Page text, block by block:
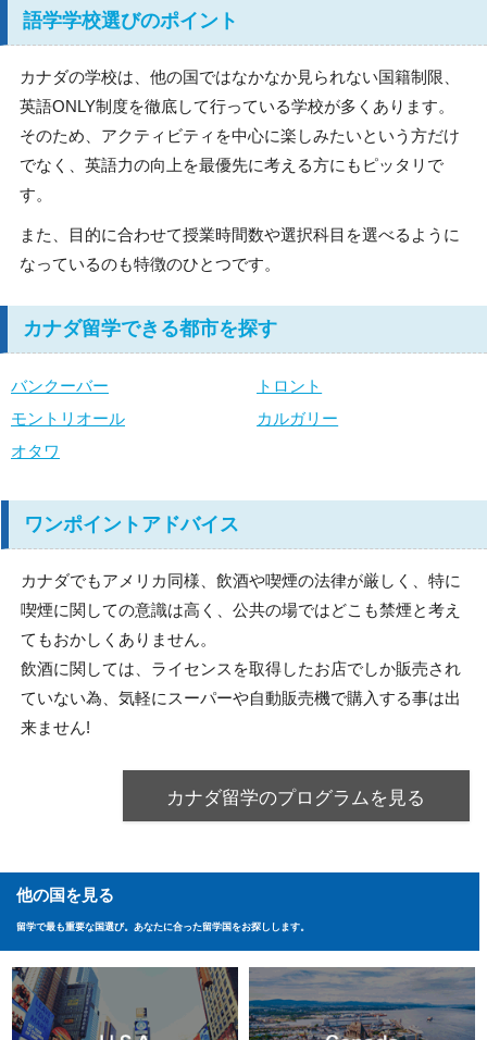
語学学校選びのポイント
カナダの学校は、他の国ではなかなか見られない国籍制限、
英語ONLY制度を徹底して行っている学校が多くあります。
そのため、アクティビティを中心に楽しみたいという方だけ
でなく、英語力の向上を最優先に考える方にもピッタリで
す。
また、目的に合わせて授業時間数や選択科目を選べるように
なっているのも特徴のひとつです。
カナダ留学できる都市を探す
バンクーバー
トロント
モントリオール
カルガリー
オタワ
ワンポイントアドバイス
カナダでもアメリカ同様、飲酒や喫煙の法律が厳しく、特に
喫煙に関しての意識は高く、公共の場ではどこも禁煙と考え
てもおかしくありません。
飲酒に関しては、ライセンスを取得したお店でしか販売され
ていない為、気軽にスーパーや自動販売機で購入する事は出
来ません!
カナダ留学のプログラムを見る
他の国を見る
留学で最も重要な国選び。あなたに合った留学国をお探しします。